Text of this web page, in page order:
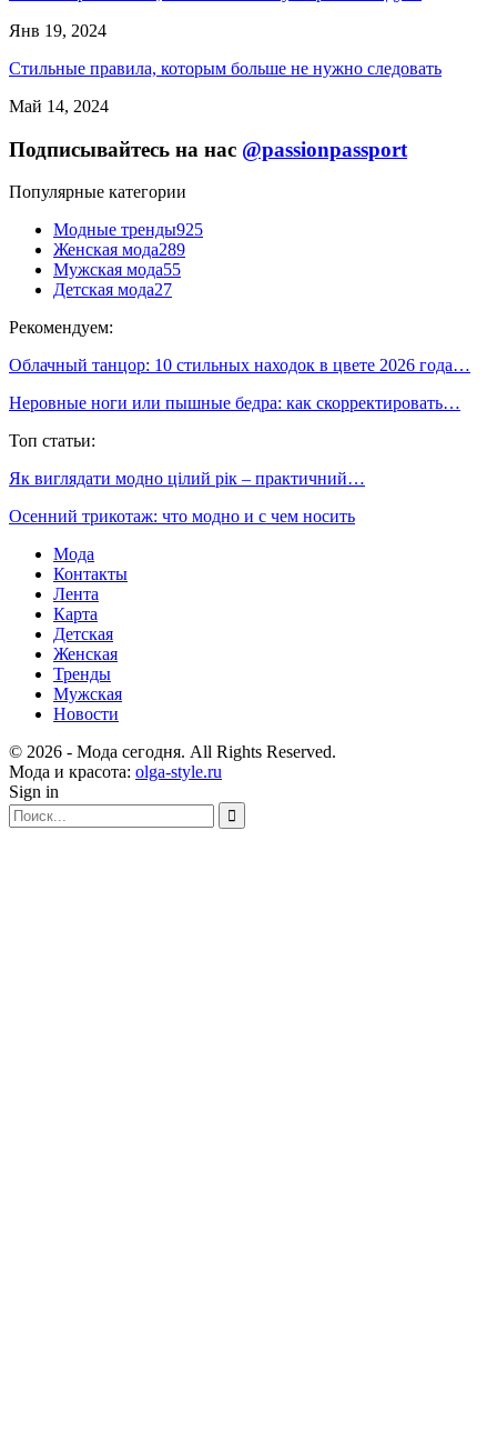
Янв 19, 2024
Стильные правила, которым больше не нужно следовать
Май 14, 2024
Подписывайтесь на нас @passionpassport
Популярные категории
Модные тренды925
Женская мода289
Мужская мода55
Детская мода27
Рекомендуем:
Облачный танцор: 10 стильных находок в цвете 2026 года…
Неровные ноги или пышные бедра: как скорректировать…
Топ статьи:
Як виглядати модно цілий рік – практичний…
Осенний трикотаж: что модно и с чем носить
Мода
Контакты
Лента
Карта
Детская
Женская
Тренды
Мужская
Новости
© 2026 - Мода сегодня. All Rights Reserved.
Мода и красота: olga-style.ru
Sign in